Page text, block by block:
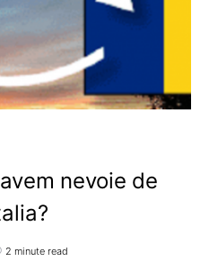
nevoie de
2 minute read